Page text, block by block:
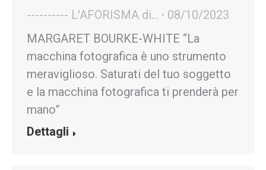
---------- L'AFORISMA di...
08/10/2023
MARGARET BOURKE-WHITE “La
macchina fotografica è uno strumento
meraviglioso. Saturati del tuo soggetto
e la macchina fotografica ti prenderà per
mano”
Dettagli